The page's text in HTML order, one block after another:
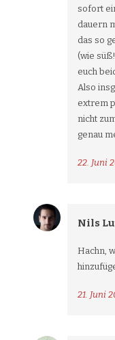
sofort
dauern
das so
(wie
euch
Also
extrem
nicht
genau
22. Juni
Nils
Hachn,
21. Juni